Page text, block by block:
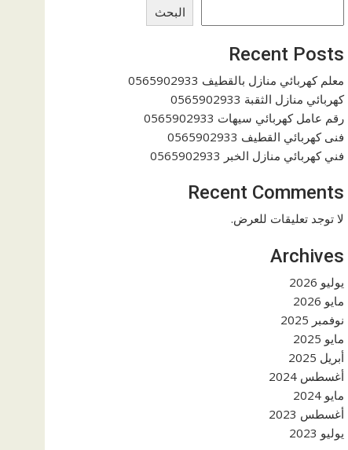
البحث
Recent Posts
معلم كهربائي منازل بالقطيف 0565902933
كهربائي منازل الثقبة 0565902933
رقم عامل كهربائي سيهات 0565902933
فنى كهربائي القطيف 0565902933
فني كهربائي منازل الخبر 0565902933
Recent Comments
لا توجد تعليقات للعرض.
Archives
يوليو 2026
مايو 2026
نوفمبر 2025
مايو 2025
أبريل 2025
أغسطس 2024
مايو 2024
أغسطس 2023
يوليو 2023